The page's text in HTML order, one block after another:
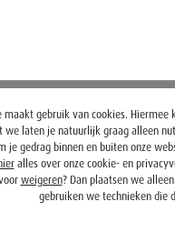
maakt gebruik van cookies.
we laten je natuurlijk graag alleen
je gedrag binnen en buiten onze
hieralles over onze cookie- en
weigeren? Dan plaatsen we
gebruiken we technieken die